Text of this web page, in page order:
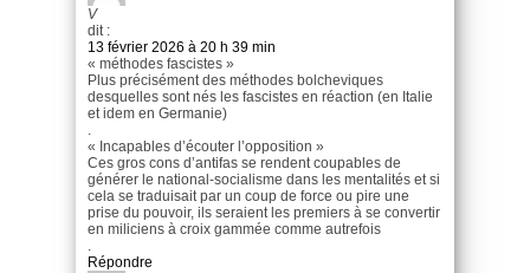
V
dit :
13 février 2026 à 20 h 39 min
« méthodes fascistes »
Plus précisément des méthodes bolcheviques
desquelles sont nés les fascistes en réaction (en Italie
et idem en Germanie)
.
« Incapables d’écouter l’opposition »
Ces gros cons d’antifas se rendent coupables de
générer le national-socialisme dans les mentalités et si
cela se traduisait par un coup de force ou pire une
prise du pouvoir, ils seraient les premiers à se convertir
en miliciens à croix gammée comme autrefois
.
Répondre